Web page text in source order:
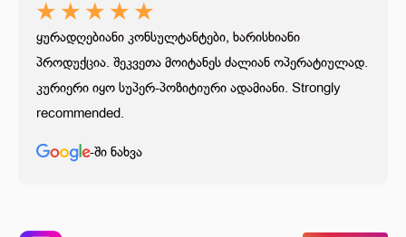
★ ★ ★ ★ ★
ყურადღებიანი კონსულტანტები, ხარისხიანი
პროდუქცია. შეკვეთა მოიტანეს ძალიან ოპერატიულად.
კურიერი იყო სუპერ-პოზიტიური ადამიანი. Strongly
recommended.
-ში ნახვა